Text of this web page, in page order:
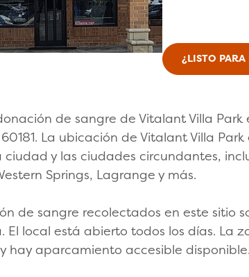
¿LISTO
de sangre de Vitalant Villa
60181. La ubicación de Vitalant Villa
y las ciudades circundantes,
Springs, Lagrange y más.
de sangre recolectados en este sitio
El local está abierto todos los días. La
hay aparcamiento accesible disponible.